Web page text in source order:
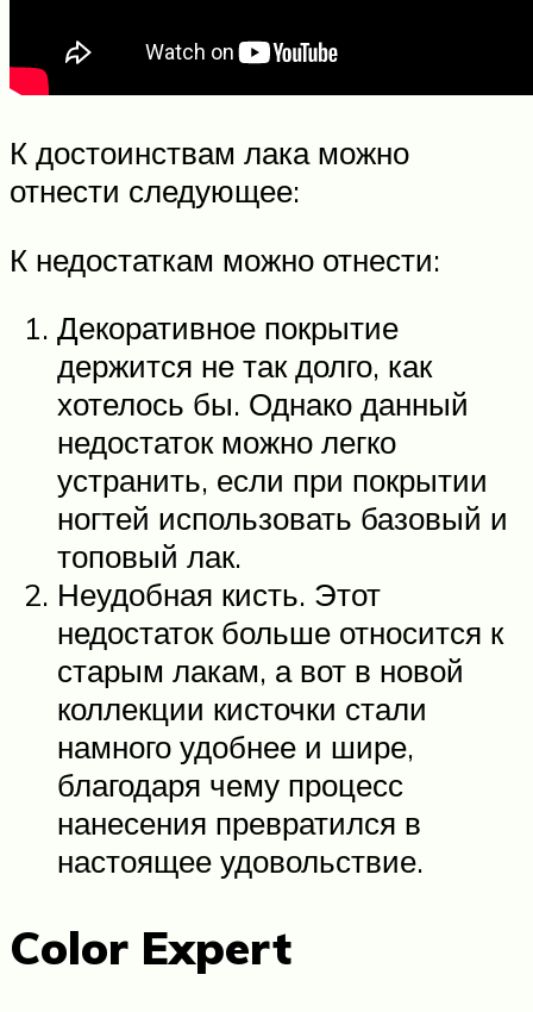
К достоинствам лака можно
отнести следующее:
К недостаткам можно отнести:
Декоративное покрытие
держится не так долго, как
хотелось бы. Однако данный
недостаток можно легко
устранить, если при покрытии
ногтей использовать базовый и
топовый лак.
Неудобная кисть. Этот
недостаток больше относится к
старым лакам, а вот в новой
коллекции кисточки стали
намного удобнее и шире,
благодаря чему процесс
нанесения превратился в
настоящее удовольствие.
Color Expert